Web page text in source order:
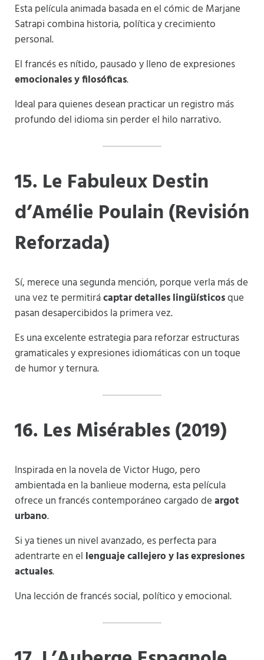
Esta película animada basada en el cómic de Marjane
Satrapi combina historia, política y crecimiento
personal.
El francés es nítido, pausado y lleno de expresiones
emocionales y filosóficas.
Ideal para quienes desean practicar un registro más
profundo del idioma sin perder el hilo narrativo.
15. Le Fabuleux Destin
d’Amélie Poulain (Revisión
Reforzada)
Sí, merece una segunda mención, porque verla más de
una vez te permitirácaptar detalles lingüísticosque
pasan desapercibidos la primera vez.
Es una excelente estrategia para reforzar estructuras
gramaticales y expresiones idiomáticas con un toque
de humor y ternura.
16. Les Misérables (2019)
Inspirada en la novela de Victor Hugo, pero
ambientada en la banlieue moderna, esta película
ofrece un francés contemporáneo cargado deargot
urbano.
Si ya tienes un nivel avanzado, es perfecta para
adentrarte en el lenguaje callejero y las expresiones
actuales.
Una lección de francés social, político y emocional.